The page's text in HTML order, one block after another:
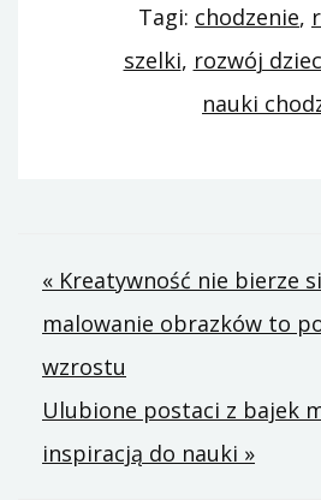
Tagi: chodzenie,
szelki, rozwój
nauki
Nawigacja
wpisu
« Kreatywność nie bierze
malowanie obrazków to
wzrostu
Ulubione postaci z bajek
inspiracją do nauki »